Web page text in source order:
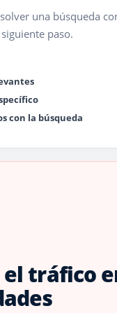
una búsqueda
paso.
con la búsqueda
tráfico